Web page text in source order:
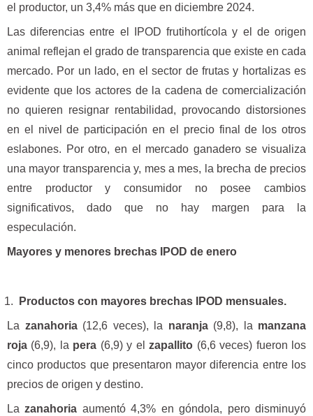
el productor, un 3,4% más que en diciembre 2024.
Las diferencias entre el IPOD frutihortícola y el de origen
animal reflejan el grado de transparencia que existe en cada
mercado. Por un lado, en el sector de frutas y hortalizas es
evidente que los actores de la cadena de comercialización
no quieren resignar rentabilidad, provocando distorsiones
en el nivel de participación en el precio final de los otros
eslabones. Por otro, en el mercado ganadero se visualiza
una mayor transparencia y, mes a mes, la brecha de precios
entre productor y consumidor no posee cambios
significativos, dado que no hay margen para la
especulación.
Mayores y menores brechas IPOD de enero
Productos con mayores brechas IPOD mensuales.
La zanahoria(12,6 veces), la naranja(9,8), la manzana
roja (6,9), la pera (6,9) y elzapallito (6,6 veces) fueron los
cinco productos que presentaron mayor diferencia entre los
precios de origen y destino.
Lazanahoria aumentó 4,3% en góndola, pero disminuyó